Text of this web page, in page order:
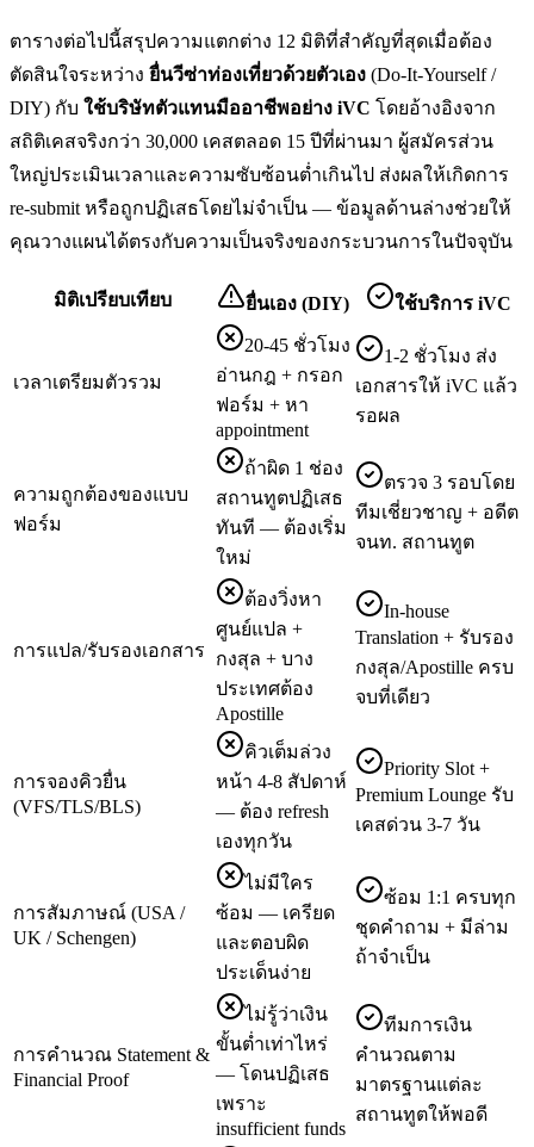
ตารางต่อไปนี้สรุปความแตกต่าง 12 มิติที่สำคัญที่สุดเมื่อต้อง
ตัดสินใจระหว่าง ยื่นวีซ่าท่องเที่ยวด้วยตัวเอง (Do-It-Yourself /
DIY) กับ ใช้บริษัทตัวแทนมืออาชีพอย่าง iVC โดยอ้างอิงจาก
สถิติเคสจริงกว่า 30,000 เคสตลอด 15 ปีที่ผ่านมา ผู้สมัครส่วน
ใหญ่ประเมินเวลาและความซับซ้อนต่ำเกินไป ส่งผลให้เกิดการ
re-submit หรือถูกปฏิเสธโดยไม่จำเป็น — ข้อมูลด้านล่างช่วยให้
คุณวางแผนได้ตรงกับความเป็นจริงของกระบวนการในปัจจุบัน
มิติเปรียบเทียบ ยื่นเอง (DIY) ใช้บริการ iVC
เวลาเตรียมตัวรวม
20-45 ชั่วโมง
อ่านกฎ + กรอก
ฟอร์ม + หา
appointment
1-2 ชั่วโมง ส่ง
เอกสารให้ iVC แล้ว
รอผล
ความถูกต้องของแบบ
ฟอร์ม
ถ้าผิด 1 ช่อง
สถานทูตปฏิเสธ
ทันที — ต้องเริ่ม
ใหม่
ตรวจ 3 รอบโดย
ทีมเชี่ยวชาญ + อดีต
จนท. สถานทูต
การแปล/รับรองเอกสาร
ต้องวิ่งหา
ศูนย์แปล +
กงสุล + บาง
ประเทศต้อง
Apostille
In-house
Translation + รับรอง
กงสุล/Apostille ครบ
จบที่เดียว
การจองคิวยื่น
(VFS/TLS/BLS)
คิวเต็มล่วง
หน้า 4-8 สัปดาห์
— ต้อง refresh
เองทุกวัน
Priority Slot +
Premium Lounge รับ
เคสด่วน 3-7 วัน
การสัมภาษณ์ (USA /
UK / Schengen)
ไม่มีใคร
ซ้อม — เครียด
และตอบผิด
ประเด็นง่าย
ซ้อม 1:1 ครบทุก
ชุดคำถาม + มีล่าม
ถ้าจำเป็น
การคำนวณ Statement &
Financial Proof
ไม่รู้ว่าเงิน
ขั้นต่ำเท่าไหร่
— โดนปฏิเสธ
เพราะ
insufficient funds
ทีมการเงิน
คำนวณตาม
มาตรฐานแต่ละ
สถานทูตให้พอดี